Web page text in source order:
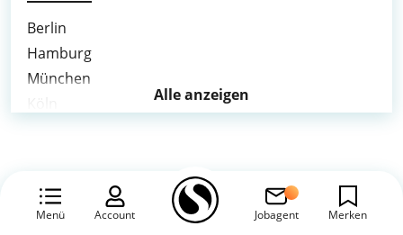
Menü Account Jobagent Merken
Berlin
Hamburg
München
Leipzig
Alle anzeigen